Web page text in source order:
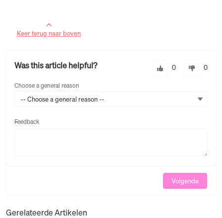
Keer terug naar boven
Was this article helpful? 0 0
Choose a general reason
-- Choose a general reason --
Feedback
Volgende
Gerelateerde Artikelen